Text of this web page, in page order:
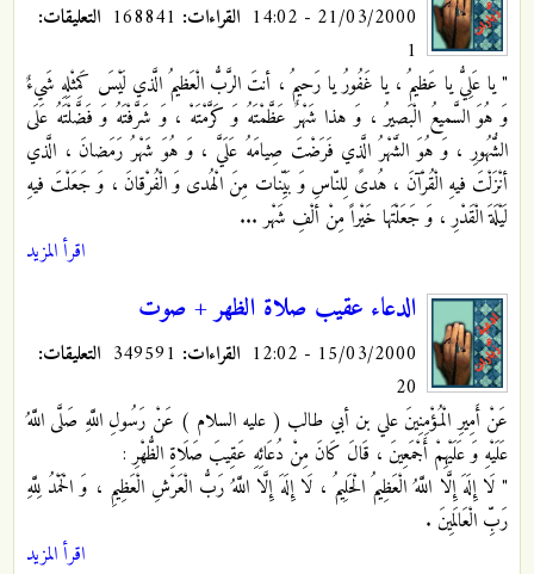
21/03/2000 - 14:02 القراءات:
التعليقات:
1
" يا عَلِيُّ يا عَظيمُ ، يا غَفُورُ يا رَحيمُ ، أنتَ الرَّبُّ الْعَظيمُ الَّذي لَيْسَ كَمِثْلِهِ شَيءٌ
وَ هُوَ السَّميعُ الْبَصيرُ ، وَ هذا شَهْرٌ عَظَّمْتَهُ وَ كَرَّمْتَهْ ، وَ شَرَّفْتَهُ وَ فَضَّلْتَهُ عَلَى
الشُّهُورِ ، وَ هُوَ الشَّهْرُ الَّذي فَرَضْتَ صِيامَهُ عَلَيَّ ، وَ هُوَ شَهْرُ رَمَضانَ ، الَّذي
أنْزَلْتَ فيهِ الْقُرْآنَ ، هُدىً لِلنّاسِ وَ بَيِّنات مِنَ الْهُدى وَ الْفُرْقانَ ، وَ جَعَلْتَ فيهِ
لَيْلَةَ الْقَدْرِ ، وَ جَعَلْتَها خَيْراً مِنْ ألْفِ شَهْر ...
اقرأ المزيد
الدعاء عقيب صلاة الظهر + صوت
15/03/2000 - 12:02 القراءات:
التعليقات:
20
عَنْ أَمِيرِ الْمُؤْمِنِينَ علي بن أبي طالب ( عليه السلام ) عَنْ رَسُولِ اللَّهِ صَلَّى اللَّهُ
عَلَيْهِ وَ عَلَيْهِمْ أَجْمَعِينَ ، قَالَ كَانَ مِنْ دُعَائِهِ عَقِيبَ صَلَاةِ الظُّهْرِ :
" لَا إِلَهَ إِلَّا اللَّهُ الْعَظِيمُ الْحَلِيمُ ، لَا إِلَهَ إِلَّا اللَّهُ رَبُّ الْعَرْشِ الْعَظِيمِ ، وَ الْحَمْدُ لِلَّهِ
رَبِّ الْعَالَمِينَ .
اقرأ المزيد